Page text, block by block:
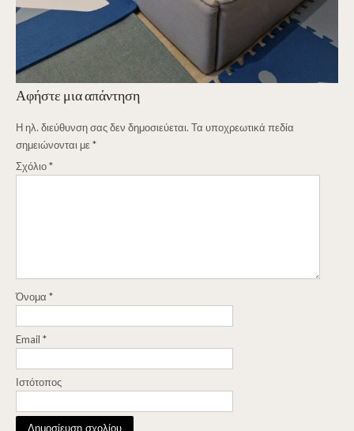
Αφήστε μια απάντηση
Η ηλ. διεύθυνση σας δεν δημοσιεύεται. Τα υποχρεωτικά πεδία
σημειώνονται με*
Σχόλιο*
Όνομα *
Email *
Ιστότοπος